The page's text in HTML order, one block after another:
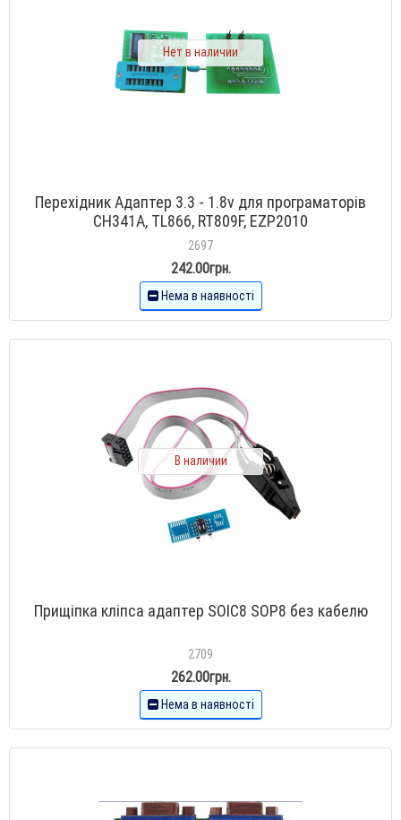
Нет в наличии
Перехідник Адаптер 3.3 - 1.8v для програматорів
CH341A, TL866, RT809F, EZP2010
2697
242.00грн.
Нема в наявності
В наличии
Прищіпка кліпса адаптер SOIC8 SOP8 без кабелю
2709
262.00грн.
Нема в наявності